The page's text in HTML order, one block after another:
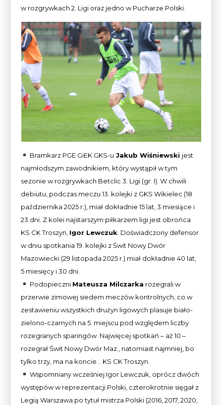
w rozgrywkach 2. Ligi oraz jedno w Pucharze Polski.
Bramkarz PGE GiEK GKS-u Jakub Wiśniewski jest
najmłodszym zawodnikiem, który wystąpił w tym
sezonie w rozgrywkach Betclic 3. Ligi (gr. I). W chwili
debiutu, podczas meczu 13. kolejki z GKS Wikielec (18
października 2025 r.), miał dokładnie 15 lat, 3 miesiące i
23 dni. Z kolei najstarszym piłkarzem ligi jest obrońca
KS CK Troszyn, Igor Lewczuk . Doświadczony defensor
w dniu spotkania 19. kolejki z Świt Nowy Dwór
Mazowiecki (29 listopada 2025 r.) miał dokładnie 40 lat,
5 miesięcy i 30 dni.
Podopieczni Mateusza Milczarka rozegrali w
przerwie zimowej siedem meczów kontrolnych, co w
zestawieniu wszystkich drużyn ligowych plasuje biało-
zielono-czarnych na 5. miejscu pod względem liczby
rozegranych sparingów. Najwięcej spotkań – aż 10 –
rozegrał Świt Nowy Dwór Maz., natomiast najmniej, bo
tylko trzy, ma na koncie… KS CK Troszyn.
Wspomniany wcześniej Igor Lewczuk, oprócz dwóch
występów w reprezentacji Polski, czterokrotnie sięgał z
Legią Warszawa po tytuł mistrza Polski (2016, 2017, 2020,